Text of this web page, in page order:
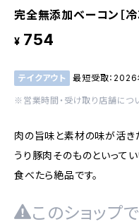
完全無添加ベーコン［冷
¥ 754
テイクアウト 最短受取：
※営業時間・受け取り店舗につ
肉の旨味と素材の味が活き
うり豚肉そのものといって
食べたら絶品です。
このショップ